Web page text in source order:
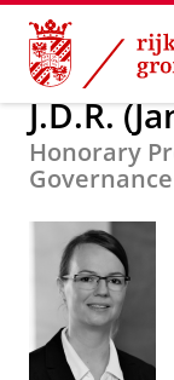
Skip
Content
Skip
Navigation
Over ons
J.D.R.
Honorary
Governance